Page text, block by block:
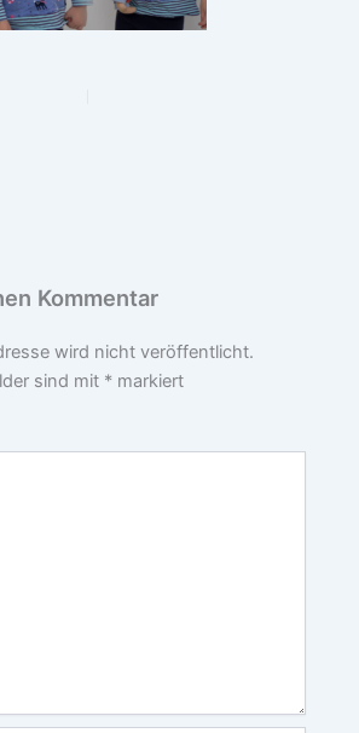
Kommentar
wird nicht veröffentlicht.
sind mit * markiert